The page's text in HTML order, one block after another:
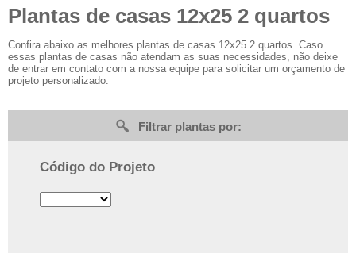
Plantas de casas 12x25 2 quartos
Confira abaixo as melhores plantas de casas 12x25 2 quartos. Caso
essas plantas de casas não atendam as suas necessidades, não deixe
de entrar em contato com a nossa equipe para solicitar um orçamento de
projeto personalizado.
Filtrar plantas por:
Código do Projeto